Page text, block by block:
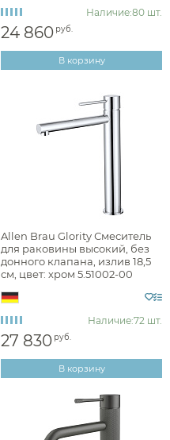
Наличие:80 шт.
24 860 руб.
В корзину
Allen Brau Glority Смеситель
для раковины высокий, без
донного клапана, излив 18,5
см, цвет: хром 5.51002-00
Наличие:72 шт.
27 830 руб.
В корзину